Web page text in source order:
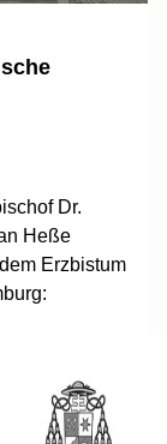
Dr.
Heße
Erzbistum